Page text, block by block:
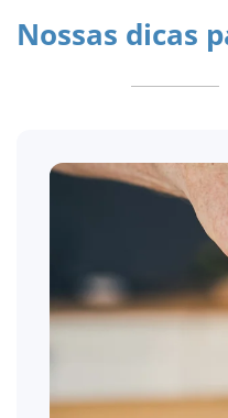
Nossas dicas